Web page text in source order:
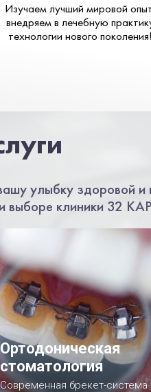
Изучаем лучший мировой
внедряем в лечебную
технологии нового поколения!
улыбку здоровой
выборе клиники 32
Ортодоническая
стоматология
Современная брекет-система